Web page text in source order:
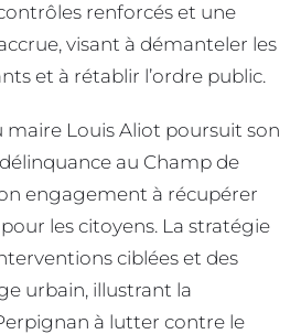
renforcés et une
visant à démanteler les
et à rétablir l’ordre public.
maire Louis Aliot poursuit son
au Champ de
engagement à récupérer
les citoyens. La stratégie
ciblées et des
urbain, illustrant la
à lutter contre le